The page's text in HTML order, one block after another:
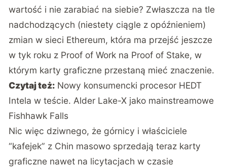
wartość i nie zarabiać na siebie? Zwłaszcza na tle
nadchodzących (niestety ciągle z opóźnieniem)
zmian w sieci Ethereum, która ma przejść jeszcze
w tyk roku z Proof of Work na Proof of Stake, w
którym karty graficzne przestaną mieć znaczenie.
Czytaj też: Nowy konsumencki procesor HEDT
Intela w teście. Alder Lake-X jako mainstreamowe
Fishhawk Falls
Nic więc dziwnego, że górnicy i właściciele
“kafejek” z Chin masowo sprzedają teraz karty
graficzne nawet na licytacjach w czasie